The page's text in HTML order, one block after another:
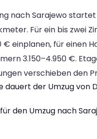
nach Sarajewo
Für ein bis zwei
€ einplanen, für einen
3.150–4.950 €.
verschieben den
dauert der Umzug von
den Umzug nach